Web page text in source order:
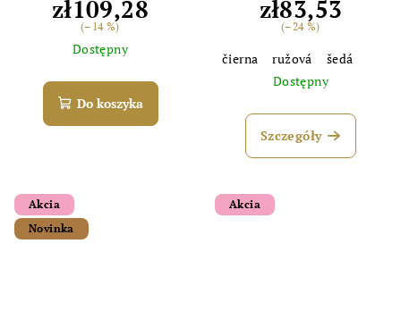
zł109,28
(–14 %)
Dostępny
Do koszyka
zł83,53
(–24 %)
čierna ružová
šedá
Dostępny
Szczegóły
Akcia
Novinka
Akcia